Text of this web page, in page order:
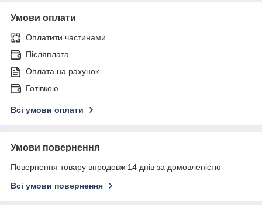
Умови оплати
Оплатити частинами
Післяплата
Оплата на рахунок
Готівкою
Всі умови оплати
Умови повернення
Повернення товару впродовж 14 днів за домовленістю
Всі умови повернення